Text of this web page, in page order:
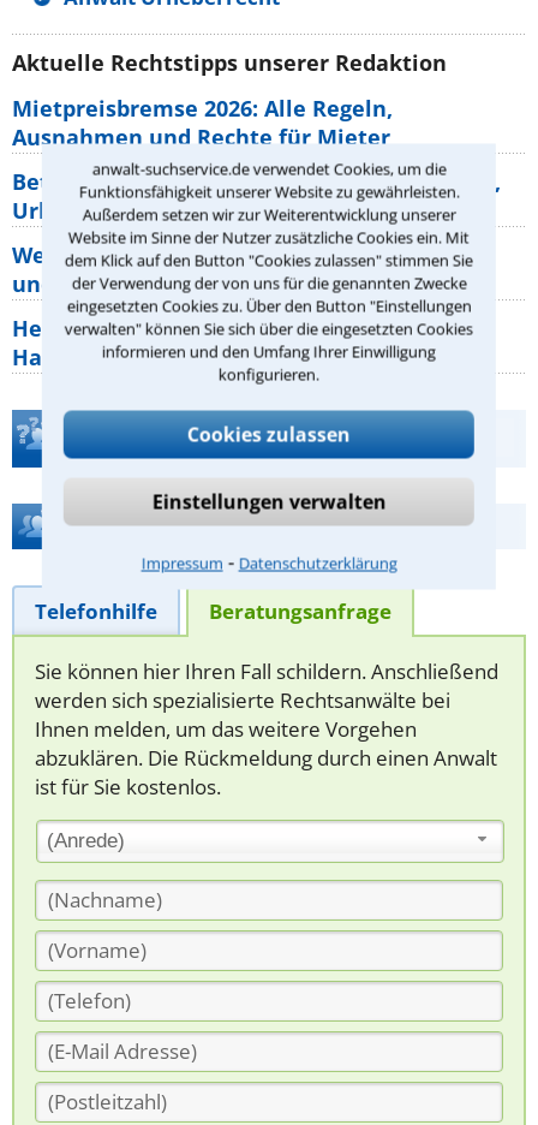
anwalt-suchservice.de verwendet Cookies, um die
Funktionsfähigkeit unserer Website zu gewährleisten.
Außerdem setzen wir zur Weiterentwicklung unserer
Website im Sinne der Nutzer zusätzliche Cookies ein. Mit
dem Klick auf den Button "Cookies zulassen" stimmen Sie
der Verwendung der von uns für die genannten Zwecke
eingesetzten Cookies zu. Über den Button "Einstellungen
verwalten" können Sie sich über die eingesetzten Cookies
informieren und den Umfang Ihrer Einwilligung
konfigurieren.
Cookies zulassen
Einstellungen verwalten
Impressum ⁃ Datenschutzerklärung
Aktuelle Rechtstipps unserer Redaktion
Mietpreisbremse 2026: Alle Regeln,
Ausnahmen und Rechte für Mieter
Betriebsausflug: 11 Antworten zu Teilnahme,
Urlaub, Arbeitszeit
Welche Rechte hat der Käufer eines Pferdes
und wie macht man sie
Heizungsaustausch abgesagt: Was müssen
Hauseigentümer jetzt zum Thema
Teste Dein Rechtswissen
Hilfe bei Ihrer Anwaltsuche?
Telefonhilfe Beratungsanfrage
Sie können hier Ihren Fall schildern. Anschließend
werden sich spezialisierte Rechtsanwälte bei
Ihnen melden, um das weitere Vorgehen
abzuklären. Die Rückmeldung durch einen Anwalt
ist für Sie kostenlos.
(Anrede)